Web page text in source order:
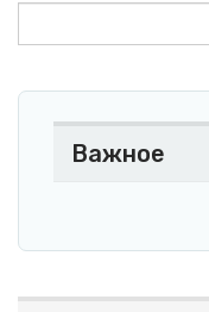
Важное